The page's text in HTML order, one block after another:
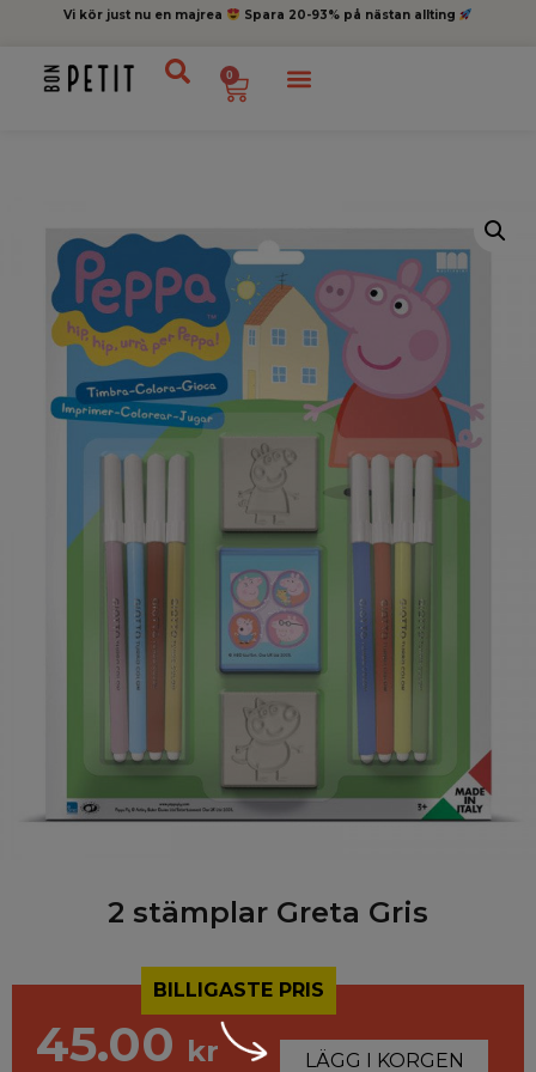
Vi kör just nu en majrea Spara 20-93% på nästan allting
0
2 stämplar Greta Gris
BILLIGASTE PRIS
45.00 kr LÄGG I KORGEN